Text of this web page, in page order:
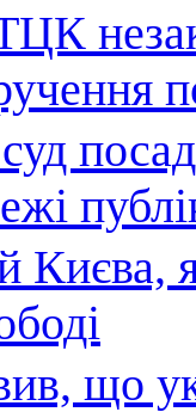
Києва,
що